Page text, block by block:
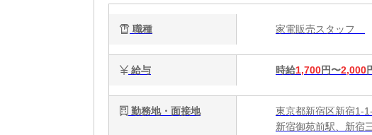
職種 家電販売スタッフ
給与 時給1,700円〜2,000
勤務地・面接地
東京都新宿区新宿1-
新宿御苑前駅、新宿